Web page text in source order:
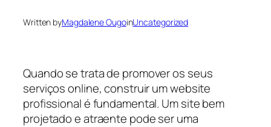
Written byMagdalene OugoinUncategorized
Quando se trata de promover os seus
serviços online, construir um website
profissional é fundamental. Um site bem
projetado e atraente pode ser uma